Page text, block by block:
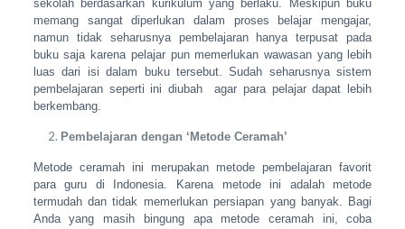
sekolah berdasarkan kurikulum yang berlaku. Meskipun buku
memang sangat diperlukan dalam proses belajar mengajar,
namun tidak seharusnya pembelajaran hanya terpusat pada
buku saja karena pelajar pun memerlukan wawasan yang lebih
luas dari isi dalam buku tersebut. Sudah seharusnya sistem
pembelajaran seperti ini diubah agar para pelajar dapat lebih
berkembang.
Pembelajaran dengan ‘Metode Ceramah’
Metode ceramah ini merupakan metode pembelajaran favorit
para guru di Indonesia. Karena metode ini adalah metode
termudah dan tidak memerlukan persiapan yang banyak. Bagi
Anda yang masih bingung apa metode ceramah ini, coba